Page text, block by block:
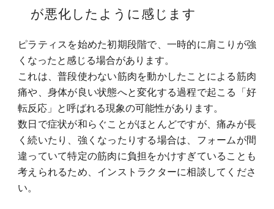
が悪化したように感じます
ピラティスを始めた初期段階で、一時的に肩こりが強
くなったと感じる場合があります。
これは、普段使わない筋肉を動かしたことによる筋肉
痛や、身体が良い状態へと変化する過程で起こる「好
転反応」と呼ばれる現象の可能性があります。
数日で症状が和らぐことがほとんどですが、痛みが長
く続いたり、強くなったりする場合は、フォームが間
違っていて特定の筋肉に負担をかけすぎていることも
考えられるため、インストラクターに相談してくださ
い。